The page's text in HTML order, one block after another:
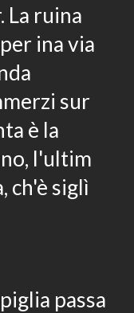
La ruina
ina via
sur
è la
l'ultim
ch'è siglì
passa